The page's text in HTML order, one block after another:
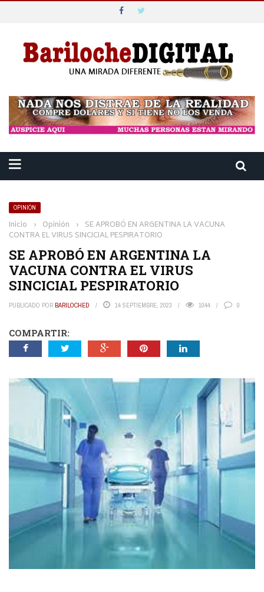
OPINIÓN
Inicio › Opinión › SE APROBÓ EN ARGENTINA LA VACUNA
CONTRA EL VIRUS SINCICIAL PESPIRATORIO
SE APROBÓ EN ARGENTINA LA
VACUNA CONTRA EL VIRUS
SINCICIAL PESPIRATORIO
PUBLICADO POR BARILOCHED 14 SEPTIEMBRE, 2023 1044 0
COMPARTIR: